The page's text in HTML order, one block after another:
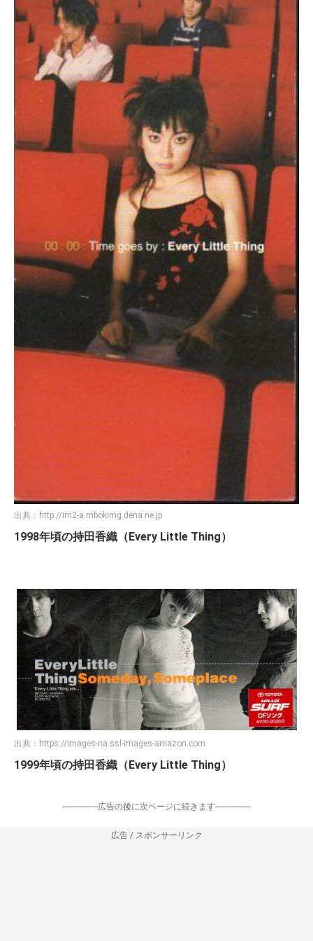
出典： http://im2-a.mbokimg.dena.ne.jp
1998年頃の持田香織（Every Little Thing）
出典： https://images-na.ssl-images-amazon.com
1999年頃の持田香織（Every Little Thing）
-----------------広告の後に次ページに続きます-----------------
広告 / スポンサーリンク